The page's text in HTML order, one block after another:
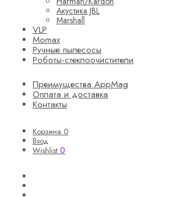
Акустика JBL
Marshall
VLP
Momax
Ручные пылесосы
Роботы-стеклоочистители
Преимущества AppMag
Оплата и доставка
Контакты
Корзина 0
Вход
Wishlist 0